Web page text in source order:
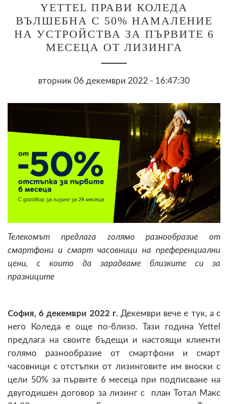
YETTEL ПРАВИ КОЛЕДА
ВЪЛШЕБНА С 50% НАМАЛЕНИЕ
НА УСТРОЙСТВА ЗА ПЪРВИТЕ 6
МЕСЕЦА ОТ ЛИЗИНГА
вторник 06 декември 2022 - 16:47:30
Телекомът предлага голямо разнообразие от
смартфони и смарт часовници на преференциални
цени, с които да зарадваме близките си за
празниците
София,6 декември 2022 г. Декември вече е тук, а с
него Коледа е още по-близо. Тази година Yettel
предлага на своите бъдещи и настоящи клиенти
голямо разнообразие от смартфони и смарт
часовници с отстъпки от лизинговите им вноски с
цели 50% за първите 6 месеца при подписване на
двугодишен договор за лизинг с план Тотал Макс